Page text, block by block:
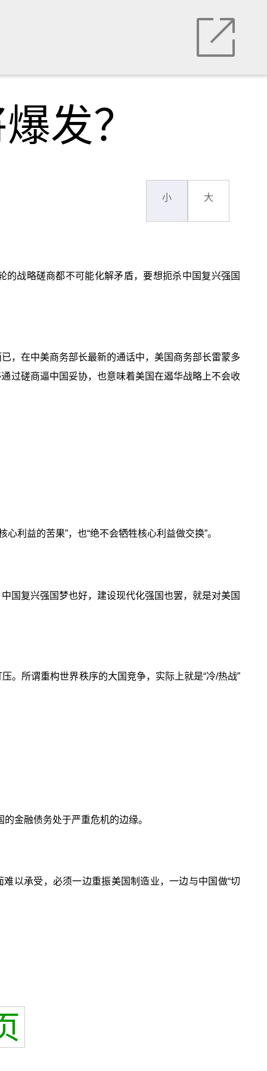
发？
小 大
的战略磋商都不可能化解矛盾，要想扼杀中国复兴强国
，在中美商务部长最新的通话中，美国商务部长雷蒙多
过磋商逼中国妥协，也意味着美国在遏华战略上不会收
利益的苦果”，也“绝不会牺牲核心利益做交换”。
国复兴强国梦也好，建设现代化强国也罢，就是对美国
。所谓重构世界秩序的大国竞争，实际上就是“冷/热战”
金融债务处于严重危机的边缘。
以承受，必须一边重振美国制造业，一边与中国做“切